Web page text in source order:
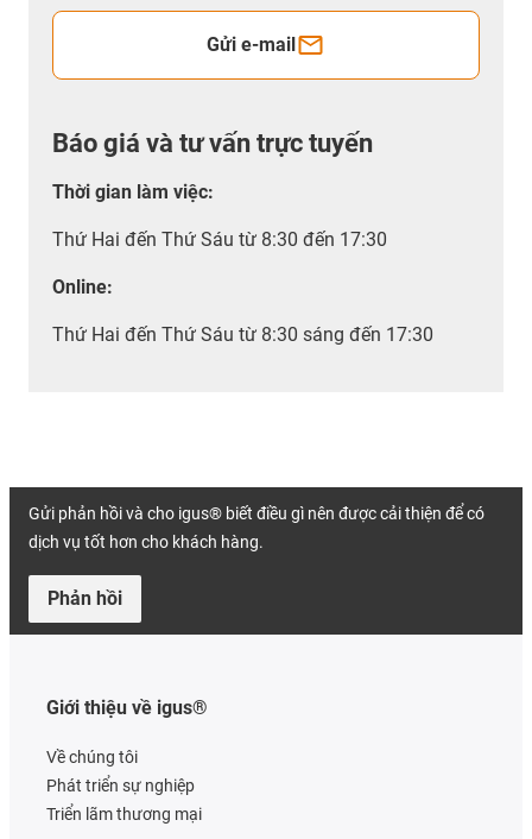
Gửi e-mail
Báo giá và tư vấn trực tuyến
Thời gian làm việc:
Thứ Hai đến Thứ Sáu từ 8:30 đến 17:30
Online:
Thứ Hai đến Thứ Sáu từ 8:30 sáng đến 17:30
Gửi phản hồi và cho igus® biết điều gì nên được cải thiện để có
dịch vụ tốt hơn cho khách hàng.
Phản hồi
Giới thiệu về igus®
Về chúng tôi
Phát triển sự nghiệp
Triển lãm thương mại